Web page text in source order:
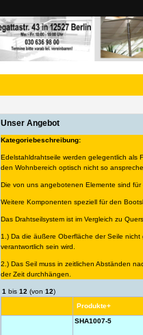
Unser Angebot
Kategoriebeschreibung:
Edelstahldrahtseile werden gelegentlich als
den Wohnbereich optisch nicht so
Die von uns angebotenen Elemente sind für
Weitere Komponenten speziell für den
Das Drahtseilsystem ist im Vergleich zu
1.) Da die äußere Oberfläche der Seile
verantwortlich sein wird.
2.) Das Seil muss in zeitlichen Abständen
der Zeit durchhängen.
1 bis 12 (von 12)
Produkte+
SHA1007-5